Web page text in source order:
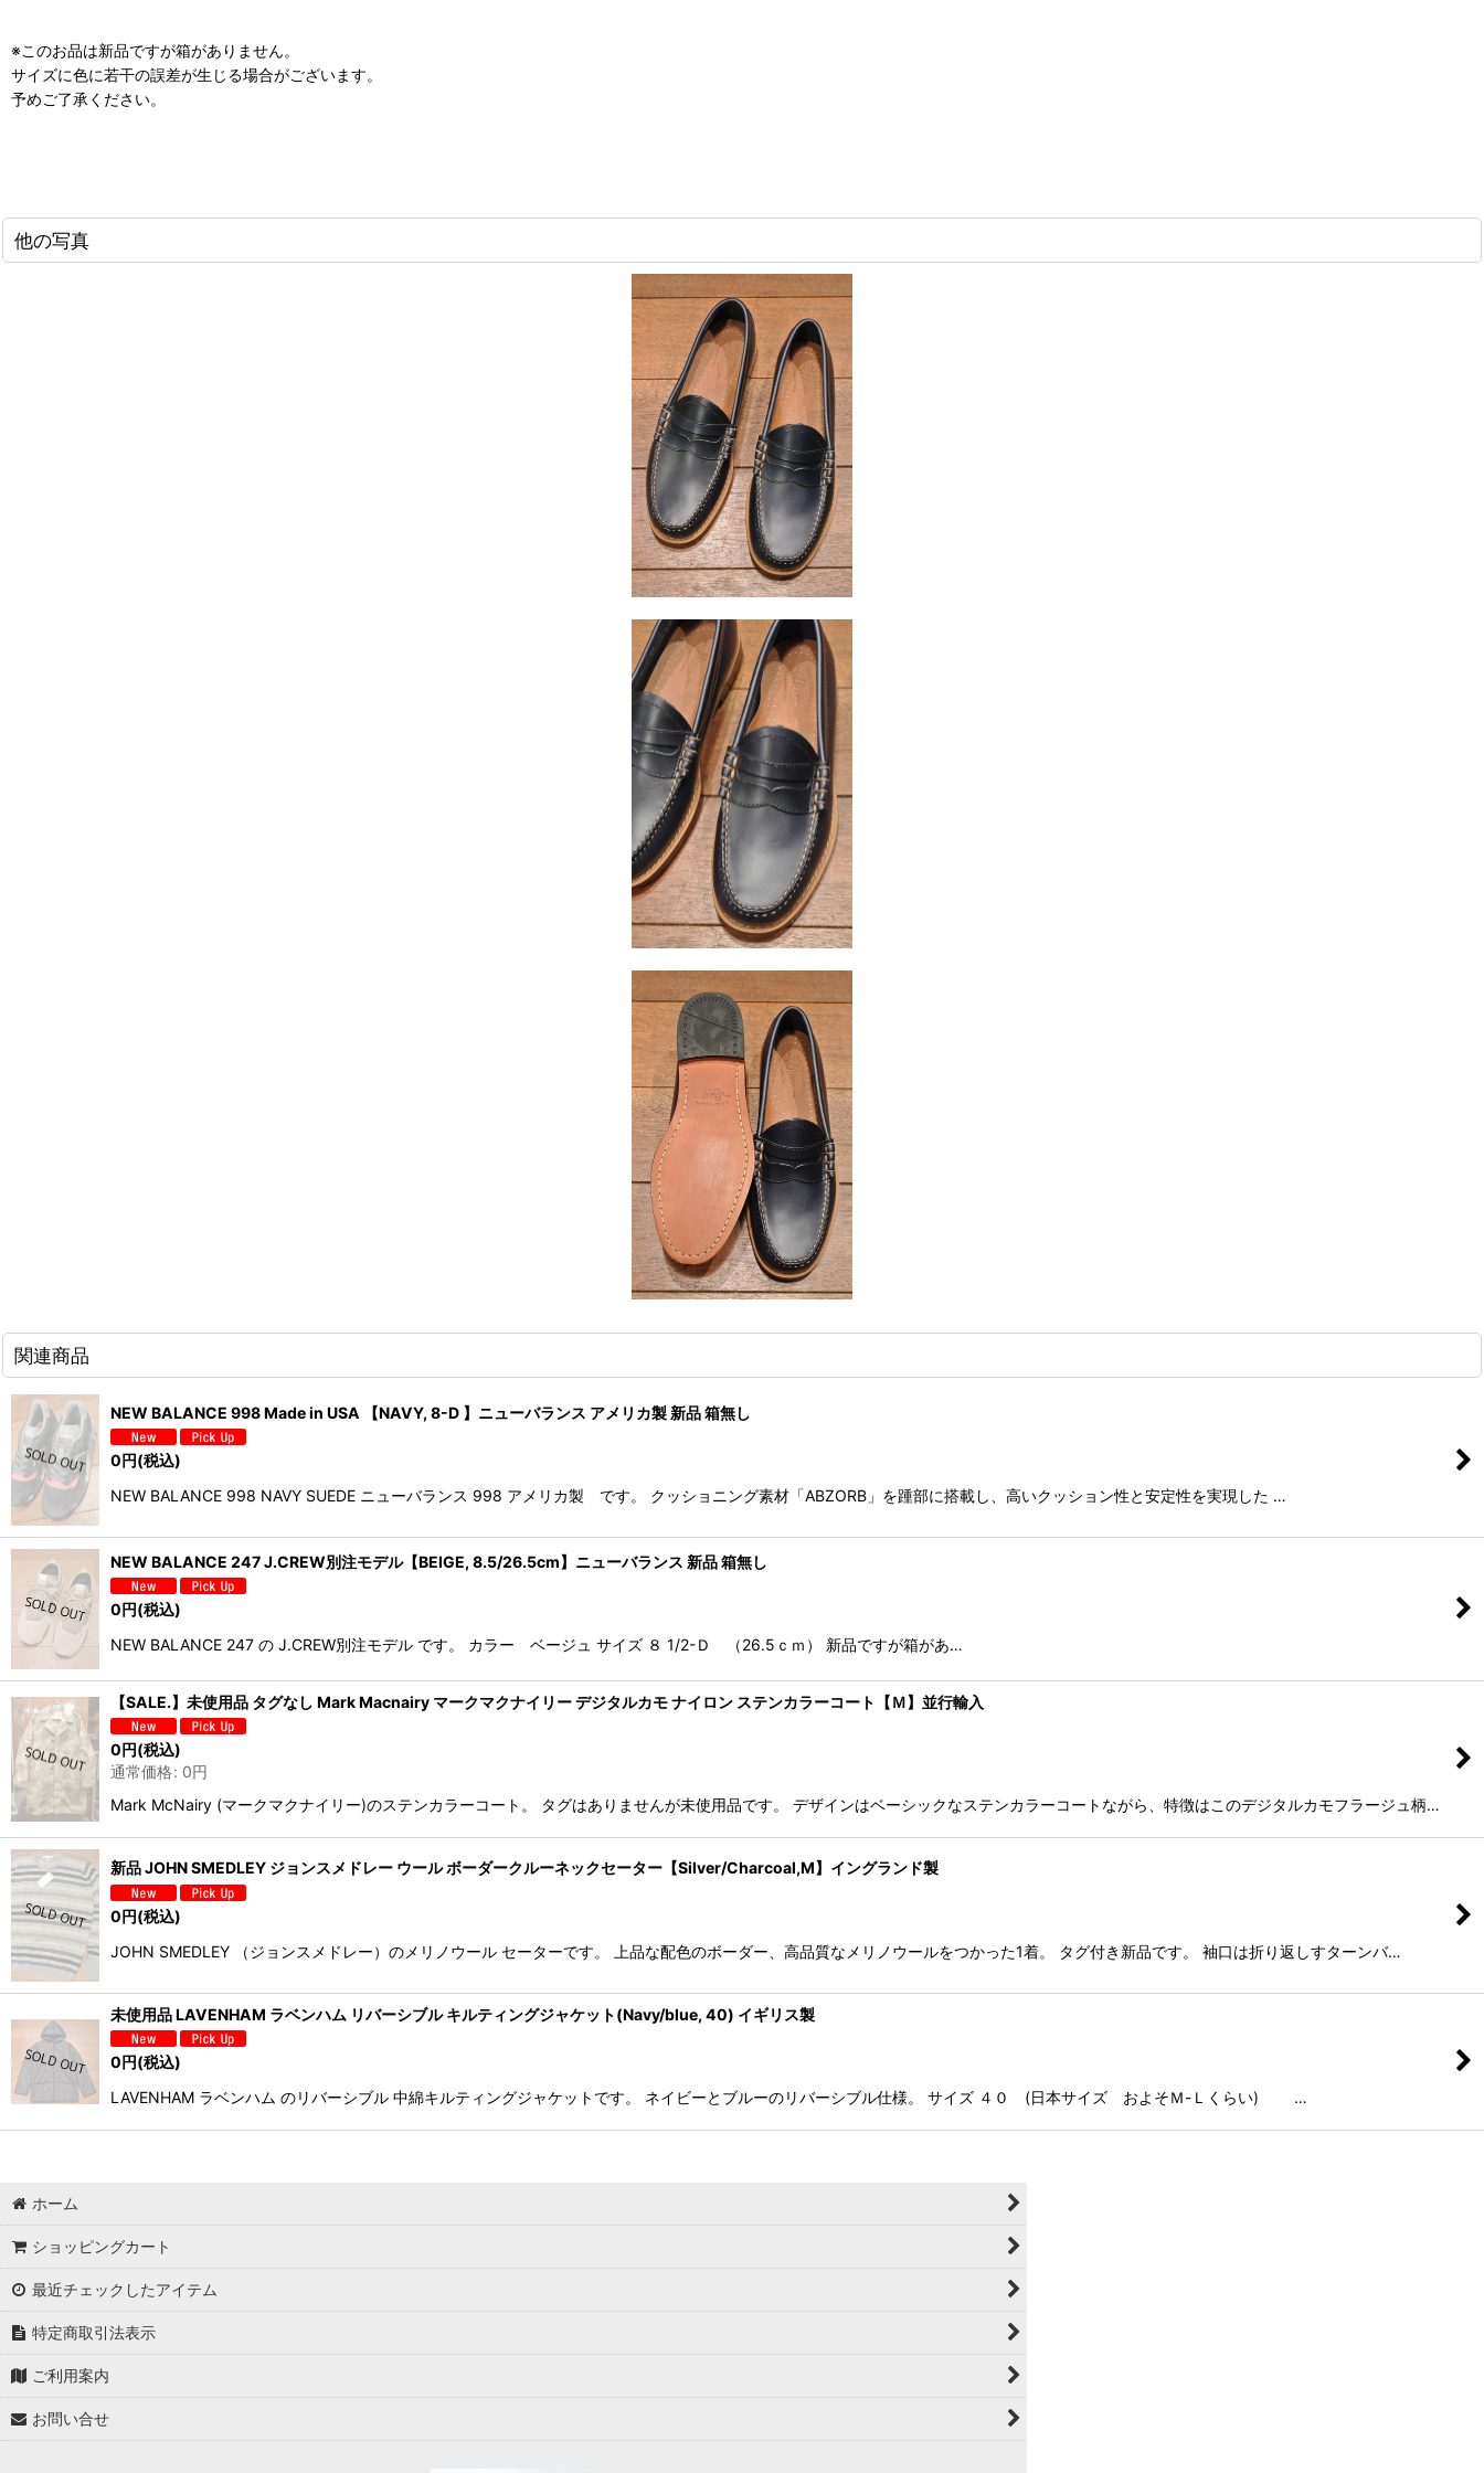
※このお品は新品ですが箱がありません。
サイズに色に若干の誤差が生じる場合がございます。
予めご了承ください。
他の写真
関連商品
NEW BALANCE 998 Made in USA 【NAVY, 8-D 】ニューバランス アメリカ製 新品 箱無し
0円(税込)
NEW BALANCE 998 NAVY SUEDE ニューバランス 998 アメリカ製 です。 クッショニング素材「ABZORB」を踵部に搭載し、高いクッション性と安定性を実現した …
NEW BALANCE 247 J.CREW別注モデル【BEIGE, 8.5/26.5cm】ニューバランス 新品 箱無し
0円(税込)
NEW BALANCE 247 の J.CREW別注モデル です。 カラー ベージュ サイズ ８ 1/2-Ｄ （26.5ｃｍ） 新品ですが箱があ…
【SALE.】未使用品 タグなし Mark Macnairy マークマクナイリー デジタルカモ ナイロン ステンカラーコート【Ｍ】並行輸入
0円(税込)
通常価格: 0円
Mark McNairy (マークマクナイリー)のステンカラーコート。 タグはありませんが未使用品です。 デザインはベーシックなステンカラーコートながら、特徴はこのデジタルカモフラージュ柄…
新品 JOHN SMEDLEY ジョンスメドレー ウール ボーダークルーネックセーター【Silver/Charcoal,M】イングランド製
0円(税込)
JOHN SMEDLEY （ジョンスメドレー）のメリノウール セーターです。 上品な配色のボーダー、高品質なメリノウールをつかった1着。 タグ付き新品です。 袖口は折り返しすターンバ…
未使用品 LAVENHAM ラベンハム リバーシブル キルティングジャケット(Navy/blue, 40) イギリス製
0円(税込)
LAVENHAM ラベンハム のリバーシブル 中綿キルティングジャケットです。 ネイビーとブルーのリバーシブル仕様。 サイズ ４０ (日本サイズ およそＭ-Ｌくらい) …
ホーム
ショッピングカート
最近チェックしたアイテム
特定商取引法表示
ご利用案内
お問い合せ